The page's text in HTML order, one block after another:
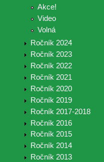
Akce!
Video
Volná
Ročník 2024
Ročník 2023
Ročník 2022
Ročník 2021
Ročník 2020
Ročník 2019
Ročník 2017-2018
Ročník 2016
Ročník 2015
Ročník 2014
Ročník 2013